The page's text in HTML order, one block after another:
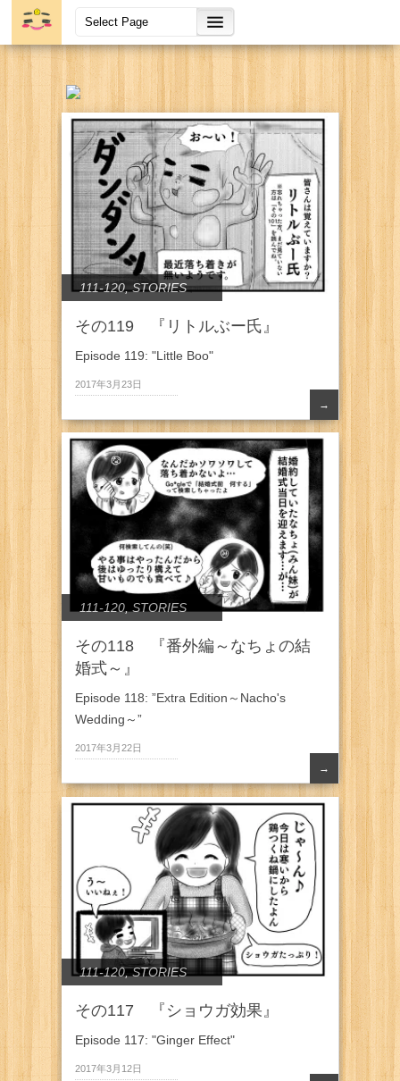
111-120,STORIES
その119 『リトルぶー氏』
Episode 119: "Little Boo"
2017年3月23日
→
111-120 STORIES
その118 『番外編～なちょの結
婚式～』
Episode 118: ”Extra Edition～Nacho's
Wedding～”
2017年3月22日
→
111-120,STORIES
その117 『ショウガ効果』
Episode 117: "Ginger Effect"
2017年3月12日